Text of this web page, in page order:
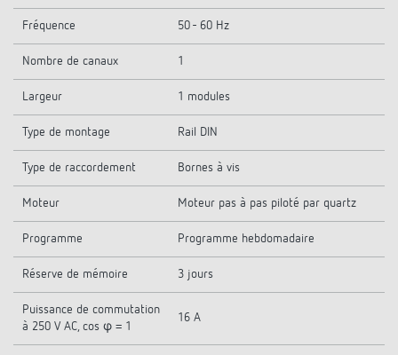
Fréquence 50 - 60 Hz
Nombre de canaux 1
Largeur 1 modules
Type de montage Rail DIN
Type de raccordement Bornes à vis
Moteur Moteur pas à pas piloté par quartz
Programme Programme hebdomadaire
Réserve de mémoire 3 jours
Puissance de commutation
à 250 V AC, cos φ = 1
16 A